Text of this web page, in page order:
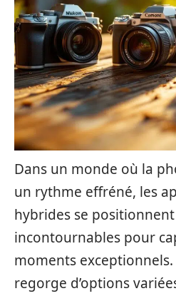
Dans un monde où la
un rythme effréné, les
hybrides se
incontournables pour
moments
regorge d’options